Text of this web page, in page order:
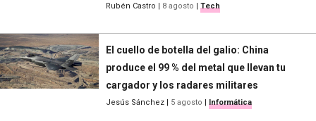
Rubén Castro | 8 agosto | Tech
El cuello de botella del galio: China
produce el 99 % del metal que llevan tu
cargador y los radares militares
Jesús Sánchez | 5 agosto | Informática